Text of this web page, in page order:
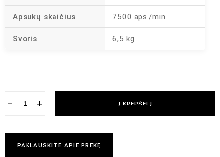
Apsukų skaičius 7500 aps./min
Svoris 6,5 kg
− + Į KREPŠELĮ
PAKLAUSKITE APIE PREKĘ